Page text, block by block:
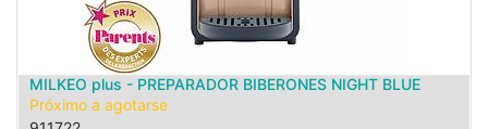
MILKEO plus - PREPARADOR BIBERONES NIGHT BLUE
Próximo a agotarse